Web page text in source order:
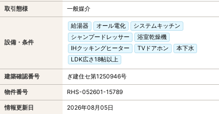
取引態様 一般媒介
設備・条件
給湯器 オール電化
システムキッチン
シャンプードレッサー
浴室乾燥機
IHクッキングヒーター
TVドアホン
本下水
LDK広さ18帖以上
建築確認番号 ぎ建住セ第1250946号
物件番号 RHS-052601-15789
情報更新日 2026年08月05日